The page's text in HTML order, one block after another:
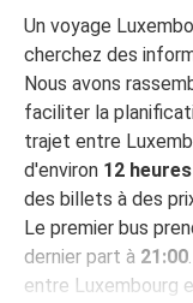
Un voyage
cherchez des
Nous avons
faciliter la
trajet entre
d'environ 12
des billets à des
Le premier bus
dernier part à 21:00
entre Luxembourg